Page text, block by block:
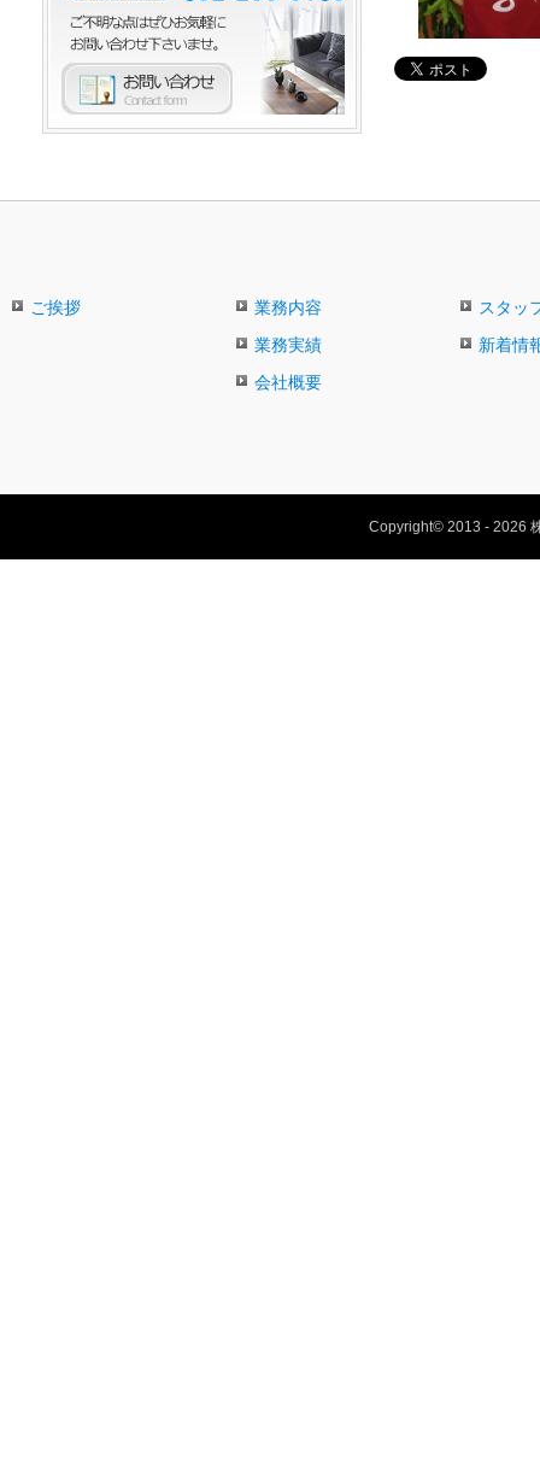
ご挨拶
業務内容
業務実績
会社概要
スタッ
新着情
Copyright© 2013 - 2026